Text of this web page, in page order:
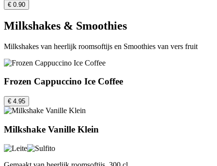
€ 0.90
Milkshakes & Smoothies
Milkshakes van heerlijk roomsoftijs en Smoothies van vers fruit
Frozen Cappuccino Ice Coffee
€ 4.95
Milkshake Vanille Klein